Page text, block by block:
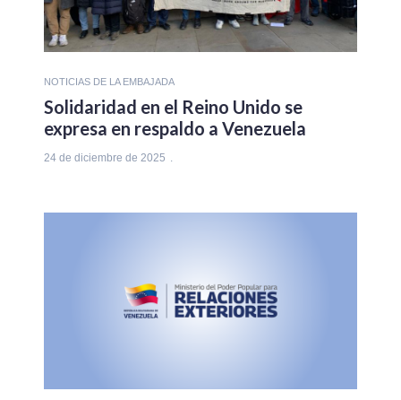
NOTICIAS DE LA EMBAJADA
Solidaridad en el Reino Unido se
expresa en respaldo a Venezuela
24 de diciembre de 2025